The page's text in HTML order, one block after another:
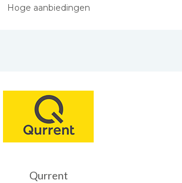
Hoge aanbiedingen
Qurrent